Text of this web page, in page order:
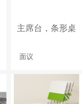
主席台，条形桌
面议